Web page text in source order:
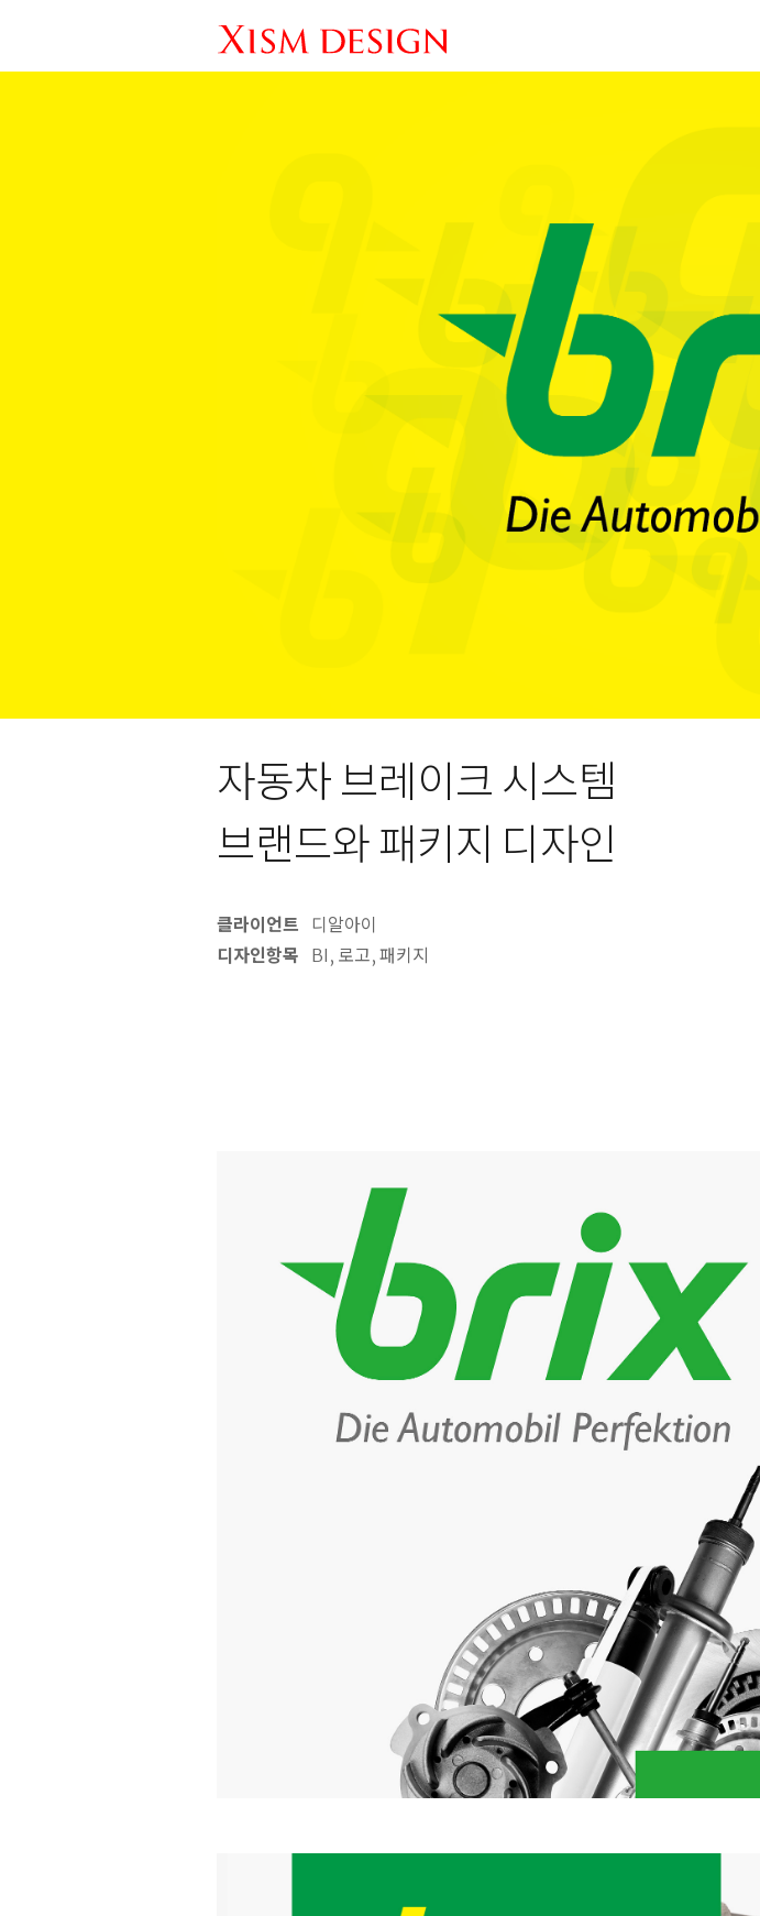
자동차 브레이크 시스템
브랜드와 패키지 디자인
클라이언트
디알아이
디자인항목
BI, 로고, 패키지